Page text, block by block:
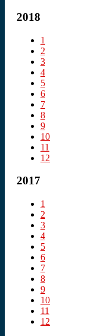
2018
1
2
3
4
5
6
7
8
9
10
11
12
2017
1
2
3
4
5
6
7
8
9
10
11
12